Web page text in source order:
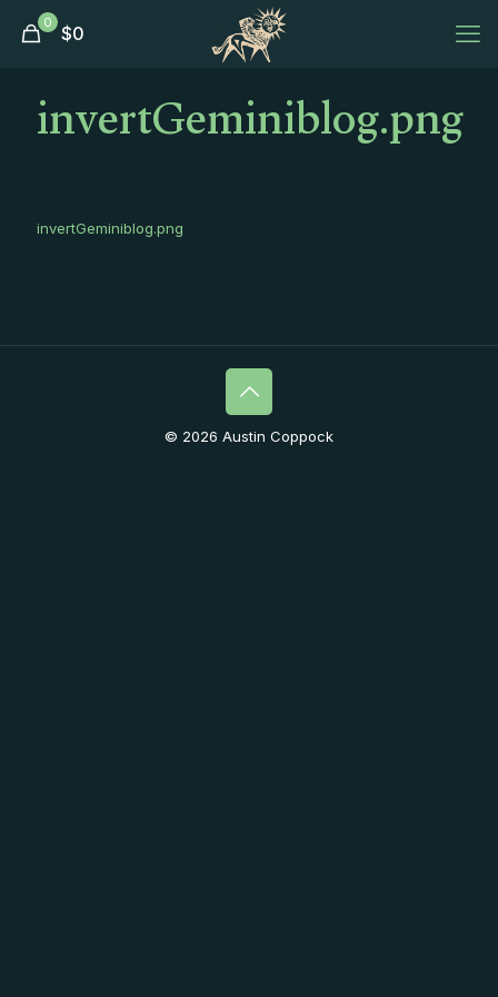
0 $0
invertGeminiblog.png
invertGeminiblog.png
© 2026 Austin Coppock